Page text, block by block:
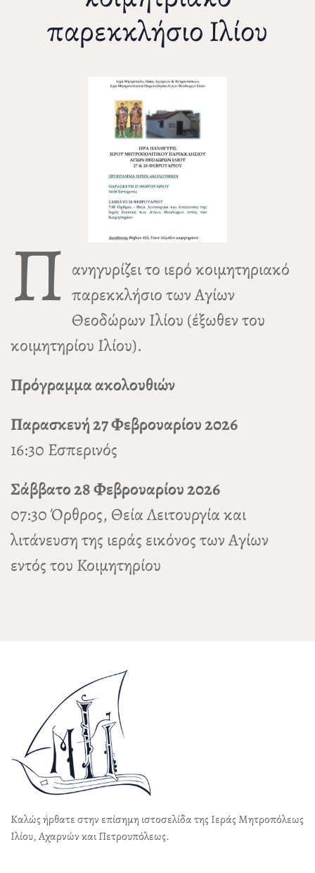
παρεκκλήσιο Ιλίου
Π ανηγυρίζει το ιερό κοιμητηριακό
παρεκκλήσιο των Αγίων
Θεοδώρων Ιλίου (έξωθεν του
κοιμητηρίου Ιλίου).
Πρόγραμμα ακολουθιών
Παρασκευή 27 Φεβρουαρίου 2026
16:30 Εσπερινός
Σάββατο 28 Φεβρουαρίου 2026
07:30 Όρθρος, Θεία Λειτουργία και
λιτάνευση της ιεράς εικόνος των Αγίων
εντός του Κοιμητηρίου
Καλώς ήρθατε στην επίσημη ιστοσελίδα της Ιεράς Μητροπόλεως
Ιλίου, Αχαρνών και Πετρουπόλεως.